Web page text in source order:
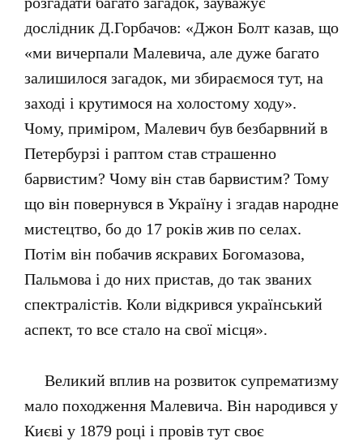
дослідник Д.Горбачов: «Джон Болт казав, що
«ми вичерпали Малевича, але дуже багато
залишилося загадок, ми збираємося тут, на
заході і крутимося на холостому ходу».
Чому, приміром, Малевич був безбарвний в
Петербурзі і раптом став страшенно
барвистим? Чому він став барвистим? Тому
що він повернувся в Україну і згадав народне
мистецтво, бо до 17 років жив по селах.
Потім він побачив яскравих Богомазова,
Пальмова і до них пристав, до так званих
спектралістів. Коли відкрився український
аспект, то все стало на свої місця».
Великий вплив на розвиток супрематизму
мало походження Малевича. Він народився у
Києві у 1879 році і провів тут своє